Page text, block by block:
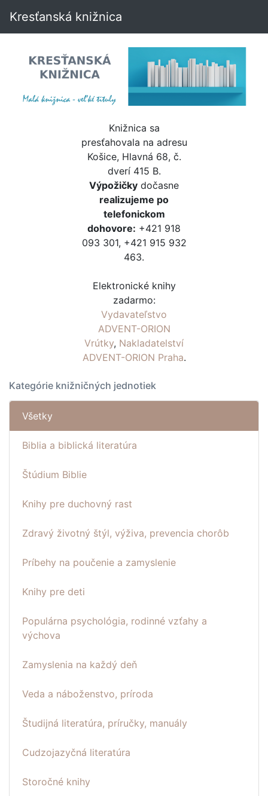
Kresťanská knižnica
Knižnica sa
presťahovala na adresu
Košice, Hlavná 68, č.
dverí 415 B.
Výpožičky dočasne
realizujeme po
telefonickom
dohovore: +421 918
093 301, +421 915 932
463.
Elektronické knihy
zadarmo:
Vydavateľstvo
ADVENT-ORION
Vrútky, Nakladatelství
ADVENT-ORION Praha.
Kategórie knižničných jednotiek
Všetky
Biblia a biblická literatúra
Štúdium Biblie
Knihy pre duchovný rast
Zdravý životný štýl, výživa, prevencia chorôb
Príbehy na poučenie a zamyslenie
Knihy pre deti
Populárna psychológia, rodinné vzťahy a
výchova
Zamyslenia na každý deň
Veda a náboženstvo, príroda
Študijná literatúra, príručky, manuály
Cudzojazyčná literatúra
Storočné knihy